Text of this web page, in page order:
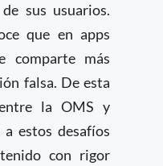
sus usuarios.
que en apps
comparte más
falsa. De esta
la OMS y
estos desafíos
con rigor